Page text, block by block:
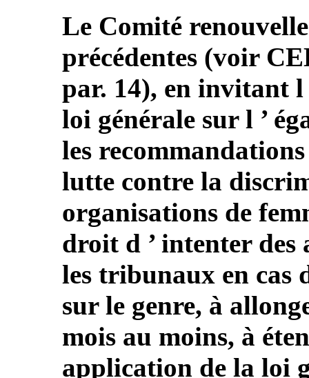
Le Comité
précédentes (voir
par. 14), en invitant
loi générale sur l ’
les
lutte contre la
organisations de
droit d ’ intenter des
les tribunaux en cas
sur le genre, à
mois au moins, à
application de la loi